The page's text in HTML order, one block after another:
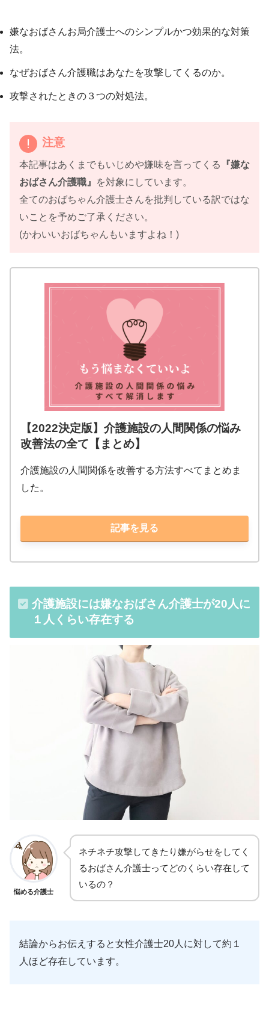
嫌なおばさんお局介護士へのシンプルかつ効果的な対策
法。
なぜおばさん介護職はあなたを攻撃してくるのか。
攻撃されたときの３つの対処法。
注意
本記事はあくまでもいじめや嫌味を言ってくる
『嫌な
おばさん介護職』
を対象にしています。
全てのおばちゃん介護士さんを批判している訳ではな
いことを予めご了承ください。
(かわいいおばちゃんもいますよね！)
【2022決定版】介護施設の人間関係の悩み
改善法の全て【まとめ】
介護施設の人間関係を改善する方法すべてまとめま
した。
記事を見る
介護施設には嫌なおばさん介護士が20人に
１人くらい存在する
悩める介護士
ネチネチ攻撃してきたり嫌がらせをしてく
るおばさん介護士ってどのくらい存在して
いるの？
結論からお伝えすると女性介護士20人に対して約１
人ほど存在しています。